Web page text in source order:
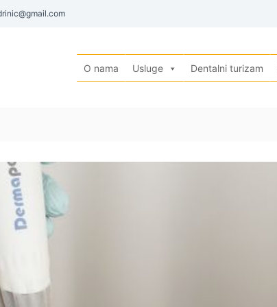
O nama Usluge Dentalni turizam